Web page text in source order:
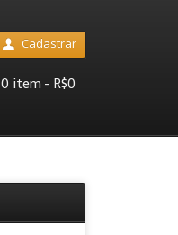
Cadastrar
0 item R$0